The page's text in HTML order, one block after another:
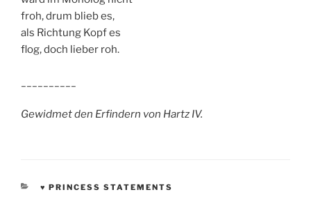
froh, drum blieb es,
als Richtung Kopf es
flog, doch lieber roh.
Gewidmet den Erfindern von Hartz IV.
KATEGORIEN
♥ PRINCESS STATEMENTS